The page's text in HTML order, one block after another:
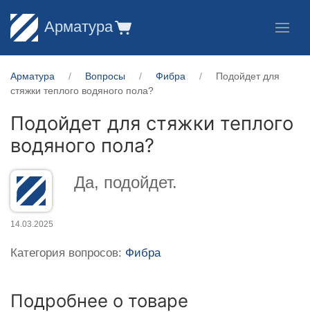
Арматура
Арматура Вопросы Фибра
Подойдет для
стяжки теплого водяного пола?
Подойдет для стяжки теплого
водяного пола?
14.03.2025
Да, подойдет.
Категория вопросов: Фибра
Подробнее о товаре